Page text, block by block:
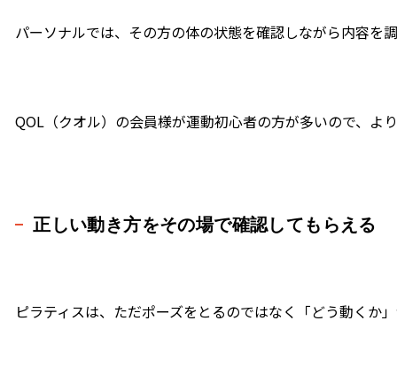
パーソナルでは、その方の体の状態を確認しながら内容を
QOL（クオル）の会員様が運動初心者の方が多いので、よ
正しい動き方をその場で確認してもらえる
ピラティスは、ただポーズをとるのではなく「どう動くか